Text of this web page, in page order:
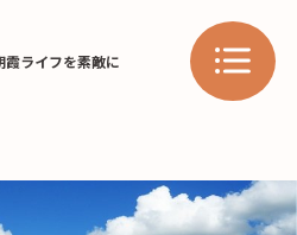
霞ライフを素敵に